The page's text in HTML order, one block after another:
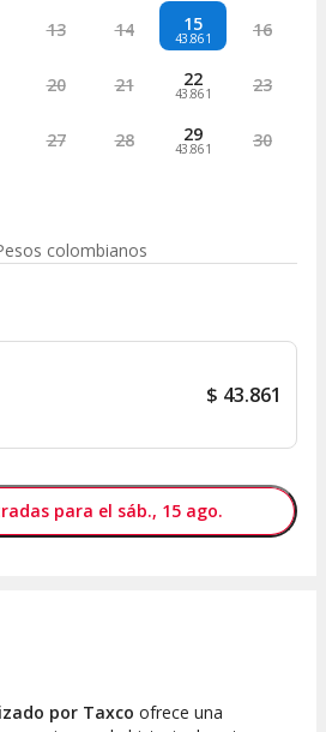
13 14 15
43.861 16
20 21 22
43.861 23
27 28 29
43.861 30
colombianos
$ 43.861
para el sáb., 15 ago.
por Taxco ofrece una